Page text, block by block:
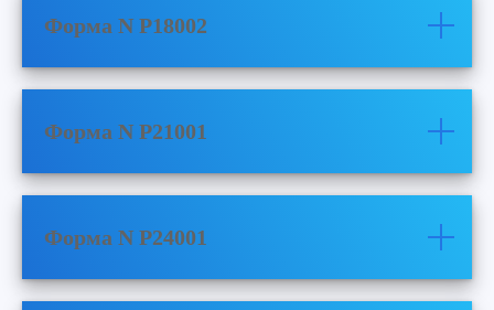
Форма N Р18002
Форма N P21001
Форма N P24001